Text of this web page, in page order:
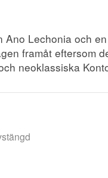
Ano Lechonia och
framåt eftersom
neoklassiska